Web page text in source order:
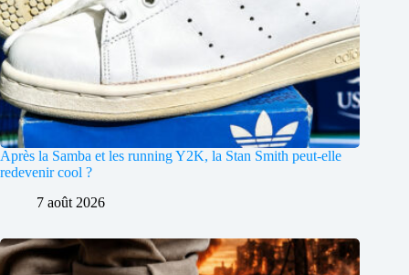
Après la Samba et les running Y2K, la Stan Smith peut-elle
redevenir cool ?
7 août 2026